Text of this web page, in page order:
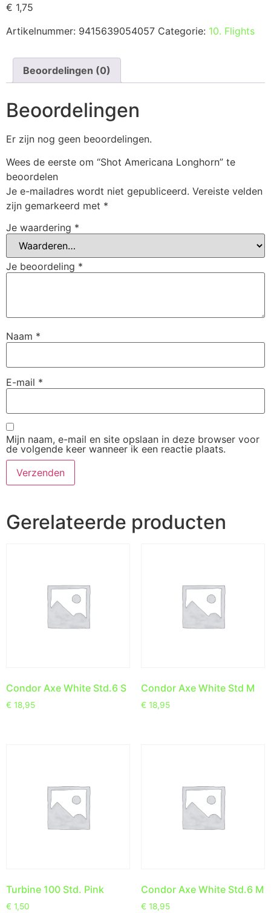
€ 1,75
Artikelnummer: 9415639054057 Categorie: 10. Flights
Beoordelingen (0)
Beoordelingen
Er zijn nog geen beoordelingen.
Wees de eerste om “Shot Americana Longhorn” te
beoordelen
Je e-mailadres wordt niet gepubliceerd. Vereiste velden
zijn gemarkeerd met *
Je waardering *
Je beoordeling *
Naam *
E-mail *
Mijn naam, e-mail en site opslaan in deze browser voor
de volgende keer wanneer ik een reactie plaats.
Gerelateerde producten
Condor Axe White Std.6 S
€ 18,95
Condor Axe White Std M
€ 18,95
Turbine 100 Std. Pink
€ 1,50
Condor Axe White Std.6 M
€ 18,95